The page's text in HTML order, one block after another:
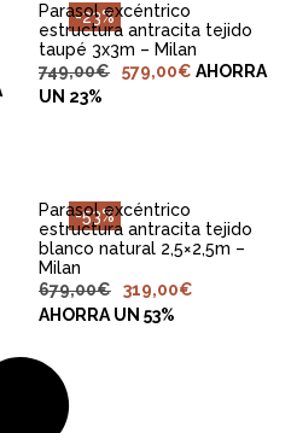
-23%
Parasol excéntrico
estructura antracita tejido
taupé 3x3m – Milan
749,00€ 579,00€ AHORRA
UN 23%
-53%
Parasol excéntrico
estructura antracita tejido
blanco natural 2,5×2,5m –
Milan
679,00€ 319,00€
AHORRA UN 53%